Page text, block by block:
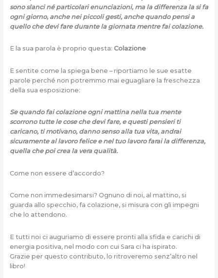
sono slanci né particolari enunciazioni, ma la differenza la si fa
ogni giorno, anche nei piccoli gesti, anche quando pensi a
quello che devi fare durante la giornata mentre fai colazione.
E la sua parola è proprio questa: Colazione
E sentite come la spiega bene – riportiamo le sue esatte
parole perché non potremmo mai eguagliare la freschezza
della sua esposizione:
Se quando fai colazione ogni mattina nella tua mente
scorrono tutte le cose che devi fare, e questi pensieri ti
caricano, ti motivano, danno senso alla tua vita, andrai
sicuramente al lavoro felice e nel tuo lavoro farai la differenza,
quella che poi crea la vera qualità.
Come non essere d’accordo?
Come non immedesimarsi? Ognuno di noi, al mattino, si
guarda allo specchio, fa colazione, si misura con gli impegni
che lo attendono.
E tutti noi ci auguriamo di essere pronti alla sfida e carichi di
energia positiva, nel modo con cui Sara ci ha ispirato.
Grazie per questo contributo, lo ritroveremo senz’altro nel
libro!